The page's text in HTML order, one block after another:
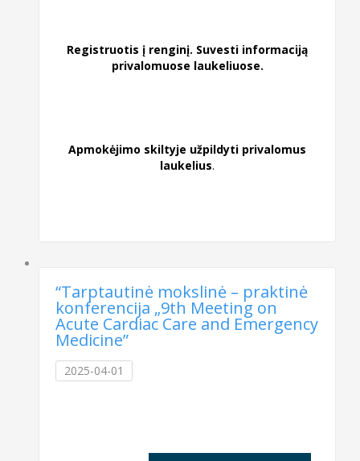
Registruotis į renginį. Suvesti informaciją
privalomuose laukeliuose.
Apmokėjimo skiltyje užpildyti privalomus
laukelius.
“Tarptautinė mokslinė – praktinė
konferencija „9th Meeting on
Acute Cardiac Care and Emergency
Medicine”
2025-04-01